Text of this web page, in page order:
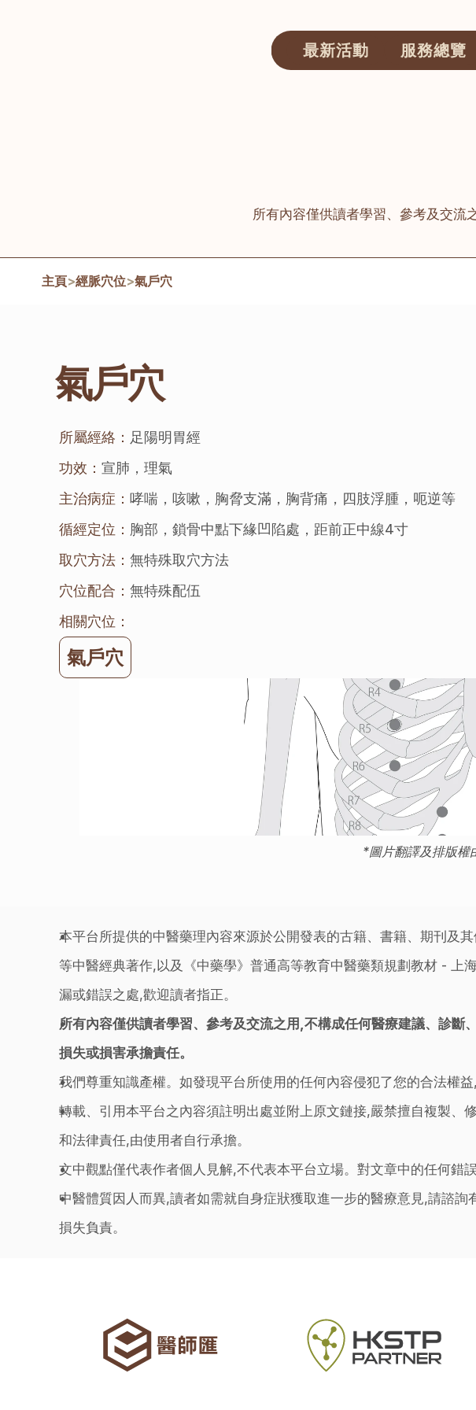
最新活動 服務總覽
所有內容僅供讀者學習、參考及交流
主頁>經脈穴位>氣戶穴
氣戶穴
所屬經絡： 足陽明胃經
功效： 宣肺，理氣
主治病症： 哮喘，咳嗽，胸脅支滿，胸背痛，四肢浮腫，呃逆等
循經定位： 胸部，鎖骨中點下緣凹陷處，距前正中線4寸
取穴方法： 無特殊取穴方法
穴位配合： 無特殊配伍
相關穴位：
氣戶穴
*圖片翻譯及排版權
本平台所提供的中醫藥理內容來源於公開發表的古籍、書籍、期刊及
等中醫經典著作,以及《中藥學》普通高等教育中醫藥類規劃教材 - 上
漏或錯誤之處,歡迎讀者指正。
所有內容僅供讀者學習、參考及交流之用,不構成任何醫療建議、診
損失或損害承擔責任。
我們尊重知識產權。如發現平台所使用的任何內容侵犯了您的合法權
轉載、引用本平台之內容須註明出處並附上原文鏈接,嚴禁擅自複製
和法律責任,由使用者自行承擔。
文中觀點僅代表作者個人見解,不代表本平台立場。對文章中的任何錯
中醫體質因人而異,讀者如需就自身症狀獲取進一步的醫療意見,請諮
損失負責。